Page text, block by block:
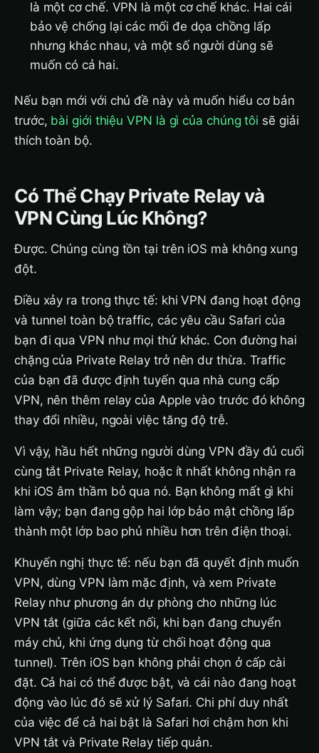
là một cơ chế. VPN là một cơ chế khác. Hai cái
bảo vệ chống lại các mối đe dọa chồng lấp
nhưng khác nhau, và một số người dùng sẽ
muốn có cả hai.
Nếu bạn mới với chủ đề này và muốn hiểu cơ bản
trước, bài giới thiệu VPN là gì của chúng tôi sẽ giải
thích toàn bộ.
Có Thể Chạy Private Relay và
VPN Cùng Lúc Không?
Được. Chúng cùng tồn tại trên iOS mà không xung
đột.
Điều xảy ra trong thực tế: khi VPN đang hoạt động
và tunnel toàn bộ traffic, các yêu cầu Safari của
bạn đi qua VPN như mọi thứ khác. Con đường hai
chặng của Private Relay trở nên dư thừa. Traffic
của bạn đã được định tuyến qua nhà cung cấp
VPN, nên thêm relay của Apple vào trước đó không
thay đổi nhiều, ngoài việc tăng độ trễ.
Vì vậy, hầu hết những người dùng VPN đầy đủ cuối
cùng tắt Private Relay, hoặc ít nhất không nhận ra
khi iOS âm thầm bỏ qua nó. Bạn không mất gì khi
làm vậy; bạn đang gộp hai lớp bảo mật chồng lấp
thành một lớp bao phủ nhiều hơn trên điện thoại.
Khuyến nghị thực tế: nếu bạn đã quyết định muốn
VPN, dùng VPN làm mặc định, và xem Private
Relay như phương án dự phòng cho những lúc
VPN tắt (giữa các kết nối, khi bạn đang chuyển
máy chủ, khi ứng dụng từ chối hoạt động qua
tunnel). Trên iOS bạn không phải chọn ở cấp cài
đặt. Cả hai có thể được bật, và cái nào đang hoạt
động vào lúc đó sẽ xử lý Safari. Chi phí duy nhất
của việc để cả hai bật là Safari hơi chậm hơn khi
VPN tắt và Private Relay tiếp quản.